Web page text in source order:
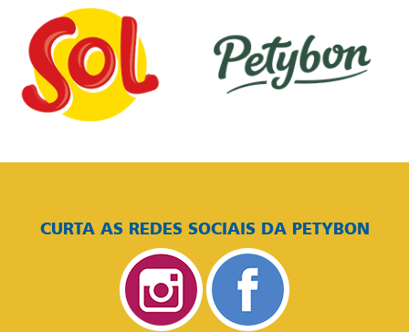
CURTA AS REDES SOCIAIS DA PETYBON